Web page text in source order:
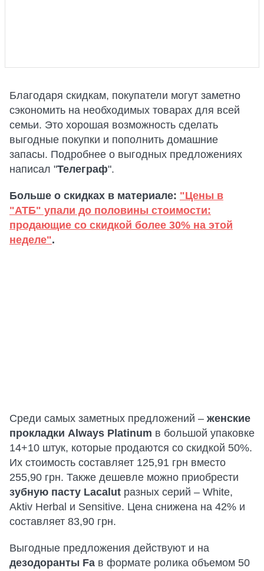
Благодаря скидкам, покупатели могут заметно
сэкономить на необходимых товарах для всей
семьи. Это хорошая возможность сделать
выгодные покупки и пополнить домашние
запасы. Подробнее о выгодных предложениях
написал "Телеграф".
Больше о скидках в материале: "Цены в
"АТБ" упали до половины стоимости:
продающие со скидкой более 30% на этой
неделе".
Среди самых заметных предложений – женские
прокладки Always Platinum в большой упаковке
14+10 штук, которые продаются со скидкой 50%.
Их стоимость составляет 125,91 грн вместо
255,90 грн. Также дешевле можно приобрести
зубную пасту Lacalut разных серий – White,
Aktiv Herbal и Sensitive. Цена снижена на 42% и
составляет 83,90 грн.
Выгодные предложения действуют и на
дезодоранты Fa в формате ролика объемом 50